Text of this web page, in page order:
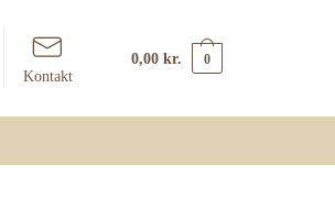
Kontakt
0,00 kr. 0